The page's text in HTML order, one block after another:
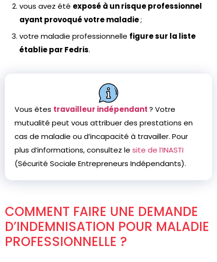
vous avez été exposé à un risque professionnel
ayant provoqué votre maladie;
votre maladie professionnelle figure sur la liste
établie par Fedris.
Vous êtes travailleur indépendant? Votre
mutualité peut vous attribuer des prestations en
cas de maladie ou d’incapacité à travailler. Pour
plus d’informations, consultez le site de l’INASTI
(Sécurité Sociale Entrepreneurs Indépendants).
COMMENT FAIRE UNE DEMANDE
D’INDEMNISATION POUR MALADIE
PROFESSIONNELLE ?